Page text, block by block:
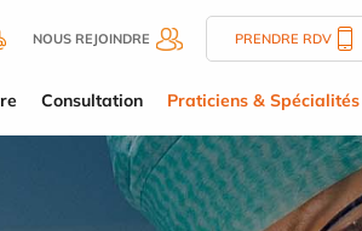
NOUS REJOINDRE PRENDRE RDV
Consultation Praticiens & Spécialités